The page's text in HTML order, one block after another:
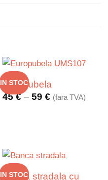
IN STOC
Europubela
45€ – 59 €Interval
59 €
(fara TVA)
IN STOC
Banca stradala cu